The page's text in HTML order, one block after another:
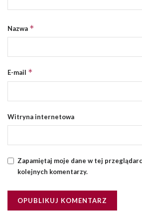
Nazwa *
E-mail *
Witryna internetowa
Zapamiętaj moje dane w tej
kolejnych komentarzy.